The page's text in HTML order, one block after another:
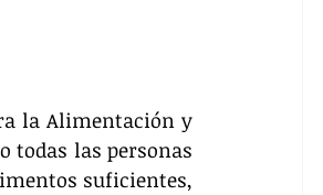
la Alimentación y
todas las personas
suficientes,